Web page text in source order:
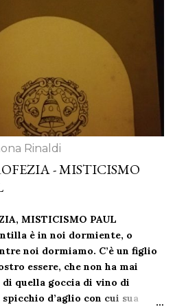
Rinaldi
- MISTICISMO
MISTICISMO PAUL
è in noi dormiente, o
noi dormiamo. C’è un figlio
essere, che non ha mai
quella goccia di vino di
d’aglio con cui sua